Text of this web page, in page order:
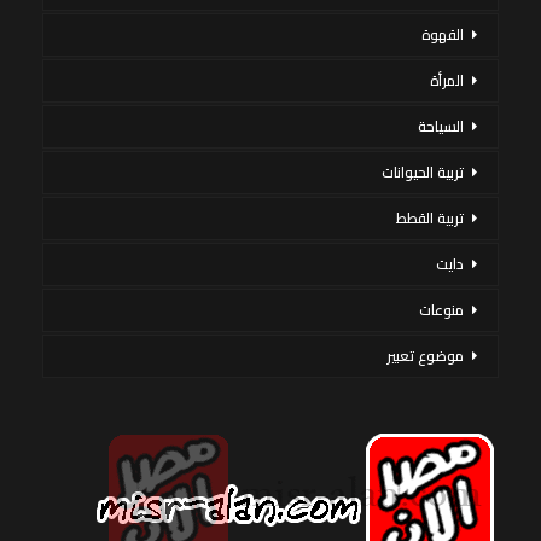
القهوة
المرأة
السياحة
تربية الحيوانات
تربية القطط
دايت
منوعات
موضوع تعبير